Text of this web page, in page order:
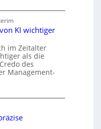
KI wichtiger
im Zeitalter
als die
des
Management-